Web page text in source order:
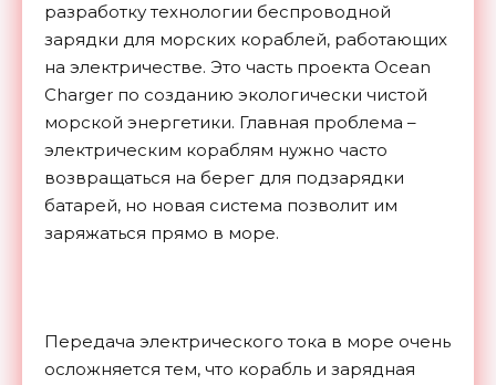
разработку технологии беспроводной
зарядки для морских кораблей, работающих
на электричестве. Это часть проекта Ocean
Charger по созданию экологически чистой
морской энергетики. Главная проблема –
электрическим кораблям нужно часто
возвращаться на берег для подзарядки
батарей, но новая система позволит им
заряжаться прямо в море.
Передача электрического тока в море очень
осложняется тем, что корабль и зарядная